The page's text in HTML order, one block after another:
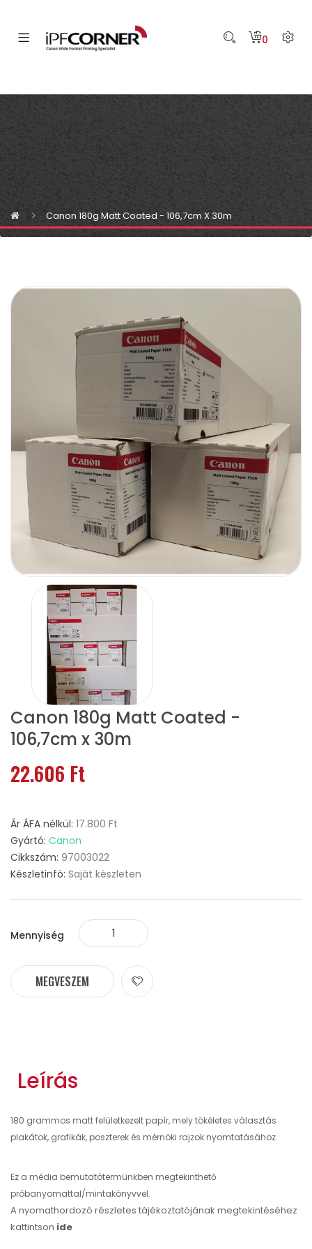
0
Canon 180g Matt Coated - 106,7cm X 30m
Canon 180g Matt Coated -
106,7cm x 30m
22.606 Ft
Ár ÁFA nélkül: 17.800 Ft
Gyártó: Canon
Cikkszám: 97003022
Készletinfó: Saját készleten
Mennyiség
MEGVESZEM
Leírás
180 grammos matt felületkezelt papír, mely tökéletes választás
plakátok, grafikák, poszterek és mérnöki rajzok nyomtatásához.
Ez a média bemutatótermünkben megtekinthető
próbanyomattal/mintakönyvvel.
A nyomathordozó részletes tájékoztatójának megtekintéséhez
kattintson ide